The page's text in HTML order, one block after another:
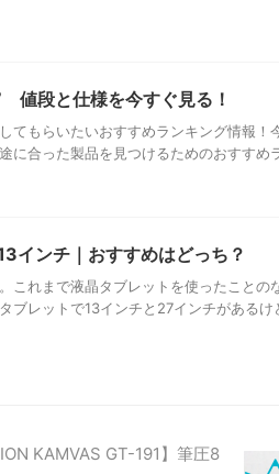
値段と仕様を今すぐ見る！
てもらいたいおすすめランキング情報！
に合った製品を見つけるためのおすすめ
インチ｜おすすめはどっち？
これまで液晶タブレットを使ったことの
ブレットで13インチと27インチがあるけ
KAMVAS GT-191】筆圧8